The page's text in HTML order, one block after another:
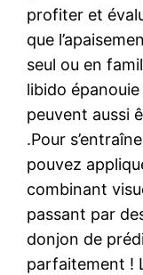
profiter et
que
seul ou en
libido
peuvent aussi
.Pour
pouvez
combinant
passant par
donjon de
parfaitement !